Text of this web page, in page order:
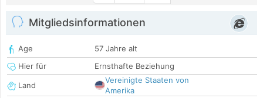
Mitgliedsinformationen
Age
57 Jahre alt
Hier für
Ernsthafte Beziehung
Land
Vereinigte Staaten von
Amerika